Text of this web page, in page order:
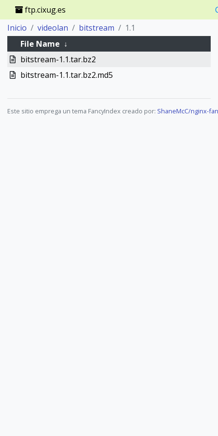
ftp.cixug.es
Inicio
videolan bitstream
1.1
File Name ↓
bitstream-1.1.tar.bz2
bitstream-1.1.tar.bz2.md5
Este sitio emprega un tema FancyIndex creado por: ShaneMcC/nginx-